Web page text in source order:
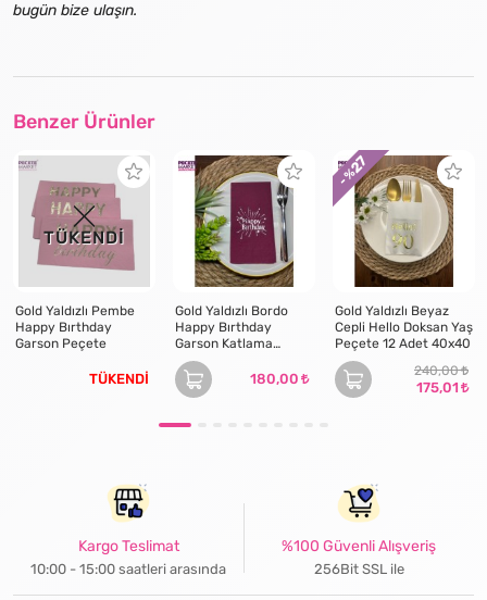
bugün bize ulaşın.
Benzer Ürünler
TÜKENDİ
Gold Yaldızlı Pembe
Happy Bırthday
Garson Peçete
TÜKENDİ
Gold Yaldızlı Bordo
Happy Bırthday
Garson Katlama
Peçete 16 lı
180,00
Gold Yaldızlı Beyaz
Cepli Hello Doksan Yaş
Peçete 12 Adet 40x40
240,00
175,01
- %
27
Kargo Teslimat
10:00 - 15:00 saatleri arasında
%100 Güvenli Alışveriş
256Bit SSL ile